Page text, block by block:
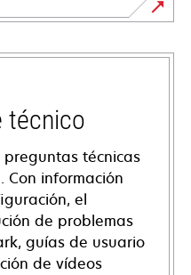
técnico
preguntas técnicas
Con información
el
de problemas
guías de usuario
de vídeos